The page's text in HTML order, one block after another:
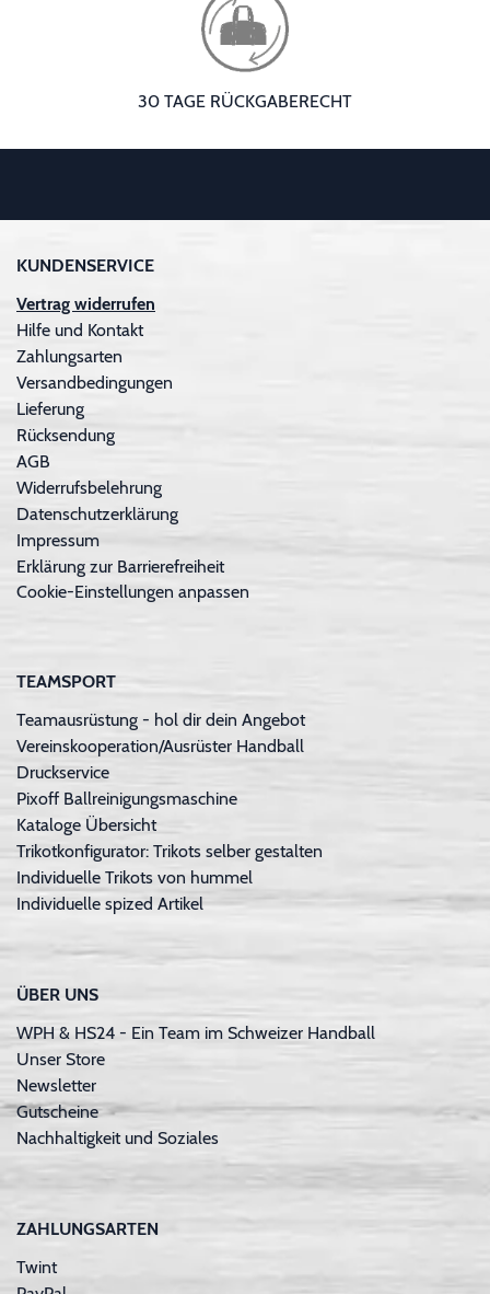
30 TAGE RÜCKGABERECHT
KUNDENSERVICE
Vertrag widerrufen
Hilfe und Kontakt
Zahlungsarten
Versandbedingungen
Lieferung
Rücksendung
AGB
Widerrufsbelehrung
Datenschutzerklärung
Impressum
Erklärung zur Barrierefreiheit
Cookie-Einstellungen anpassen
TEAMSPORT
Teamausrüstung - hol dir dein Angebot
Vereinskooperation/Ausrüster Handball
Druckservice
Pixoff Ballreinigungsmaschine
Kataloge Übersicht
Trikotkonfigurator: Trikots selber gestalten
Individuelle Trikots von hummel
Individuelle spized Artikel
ÜBER UNS
WPH & HS24 - Ein Team im Schweizer Handball
Unser Store
Newsletter
Gutscheine
Nachhaltigkeit und Soziales
ZAHLUNGSARTEN
Twint